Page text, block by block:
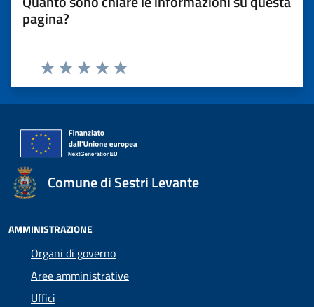
pagina?
Valuta 5 stelle su 5
Valuta 4 stelle su 5
Valuta 3 stelle su 5
Valuta 2 stelle su 5
Valuta 1 stelle su 5
Comune di Sestri Levante
AMMINISTRAZIONE
Organi di governo
Aree amministrative
Uffici